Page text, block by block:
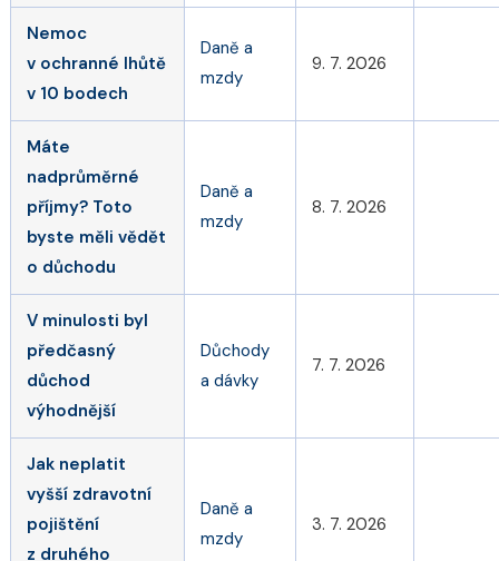
Nemoc
v ochranné lhůtě
v 10 bodech
Daně a
mzdy
9. 7. 2026
Máte
nadprůměrné
příjmy? Toto
byste měli vědět
o důchodu
Daně a
mzdy
8. 7. 2026
V minulosti byl
předčasný
důchod
výhodnější
Důchody
a dávky
7. 7. 2026
Jak neplatit
vyšší zdravotní
pojištění
z druhého
Daně a
mzdy
3. 7. 2026